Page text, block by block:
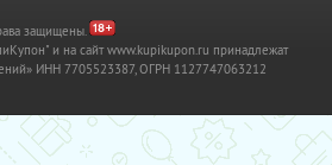
защищены.
и на сайт www.kupikupon.ru принадлежат
ИНН 7705523387, ОГРН 1127747063212